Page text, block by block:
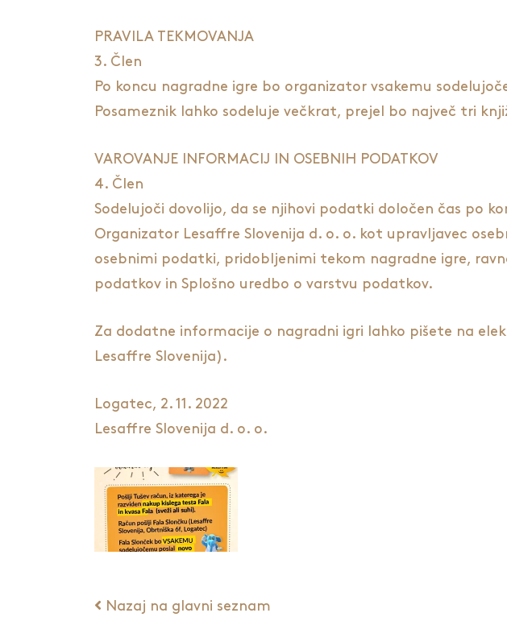
PRAVILA TEKMOVANJA
3. Člen
Po koncu nagradne igre bo organizator vsakemu
Posameznik lahko sodeluje večkrat, prejel bo največ tri
VAROVANJE INFORMACIJ IN OSEBNIH PODATKOV
4. Člen
Sodelujoči dovolijo, da se njihovi podatki določen čas po
Organizator Lesaffre Slovenija d. o. o. kot upravljavec
osebnimi podatki, pridobljenimi tekom nagradne igre,
podatkov in Splošno uredbo o varstvu podatkov.
Za dodatne informacije o nagradni igri lahko pišete na
Lesaffre Slovenija).
Logatec, 2. 11. 2022
Lesaffre Slovenija d. o. o.
Nazaj na glavni seznam